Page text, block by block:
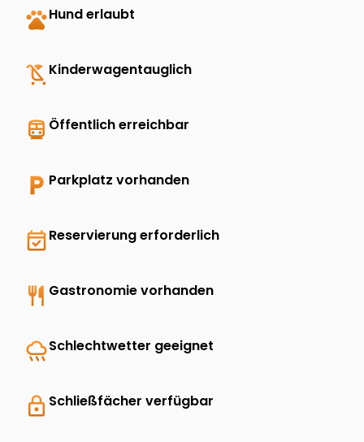
petsHund erlaubt
child_friendly Kinderwagentauglich
directions_transit Öffentlich erreichbar
local_parking Parkplatz vorhanden
event_availableReservierung erforderlich
restaurant Gastronomie vorhanden
rainySchlechtwetter geeignet
lock Schließfächer verfügbar